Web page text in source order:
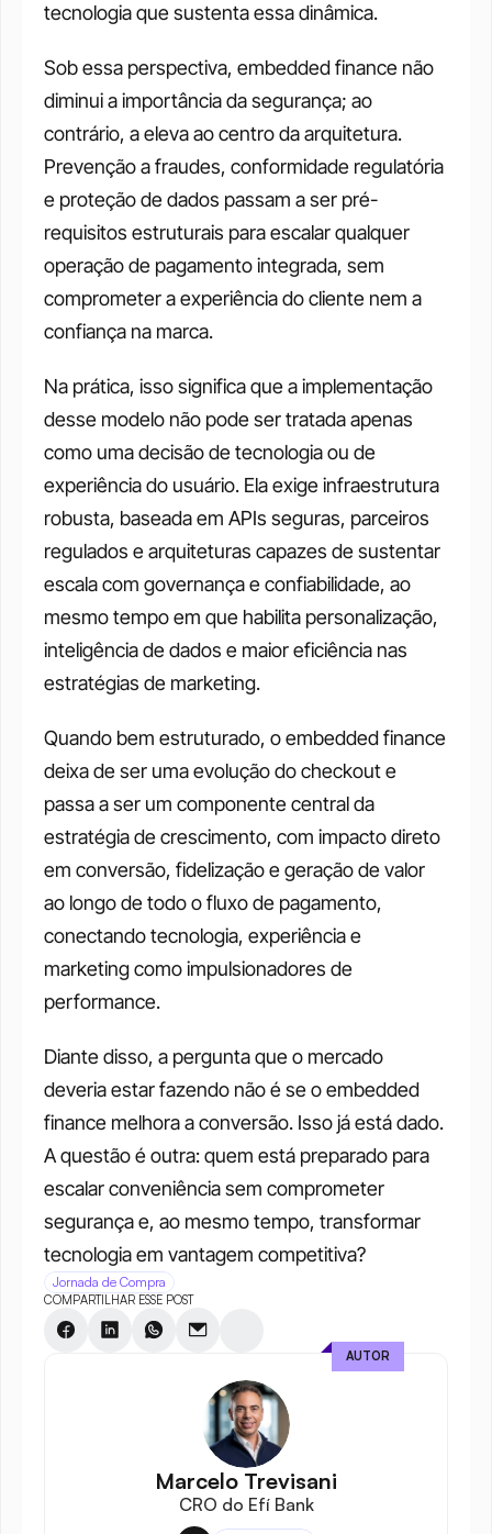
tecnologia que sustenta essa dinâmica.
Sob essa perspectiva, embedded finance não
diminui a importância da segurança; ao
contrário, a eleva ao centro da arquitetura.
Prevenção a fraudes, conformidade regulatória
e proteção de dados passam a ser pré-
requisitos estruturais para escalar qualquer
operação de pagamento integrada, sem
comprometer a experiência do cliente nem a
confiança na marca.
Na prática, isso significa que a implementação
desse modelo não pode ser tratada apenas
como uma decisão de tecnologia ou de
experiência do usuário. Ela exige infraestrutura
robusta, baseada em APIs seguras, parceiros
regulados e arquiteturas capazes de sustentar
escala com governança e confiabilidade, ao
mesmo tempo em que habilita personalização,
inteligência de dados e maior eficiência nas
estratégias de marketing.
Quando bem estruturado, o embedded finance
deixa de ser uma evolução do checkout e
passa a ser um componente central da
estratégia de crescimento, com impacto direto
em conversão, fidelização e geração de valor
ao longo de todo o fluxo de pagamento,
conectando tecnologia, experiência e
marketing como impulsionadores de
performance.
Diante disso, a pergunta que o mercado
deveria estar fazendo não é se o embedded
finance melhora a conversão. Isso já está dado.
A questão é outra: quem está preparado para
escalar conveniência sem comprometer
segurança e, ao mesmo tempo, transformar
tecnologia em vantagem competitiva?
Jornada de Compra
COMPARTILHAR ESSE POST
Marcelo Trevisani
CRO do Efí Bank
AUTOR